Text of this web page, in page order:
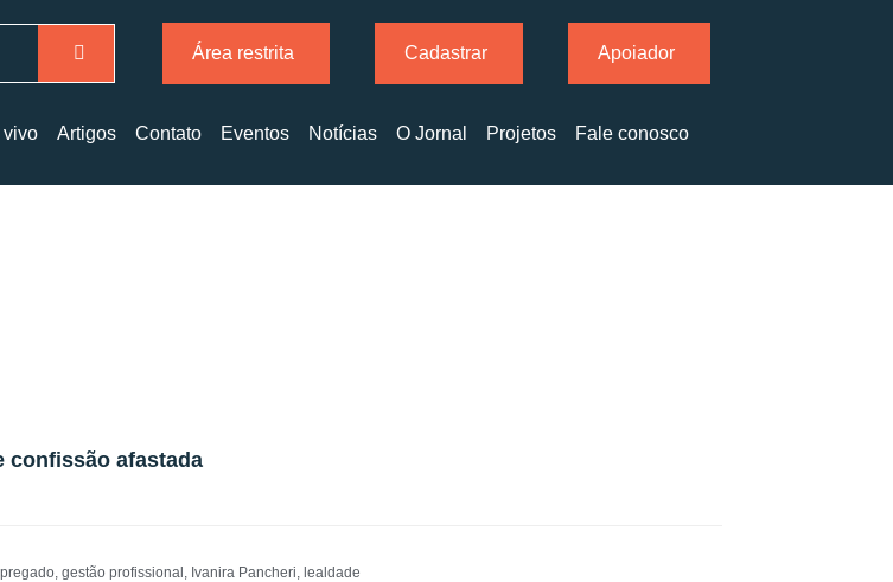
Área restrita Cadastrar Apoiador
vivo Artigos Contato Eventos Notícias O Jornal Projetos Fale conosco
confissão afastada
, gestão profissional , Ivanira Pancheri, lealdade